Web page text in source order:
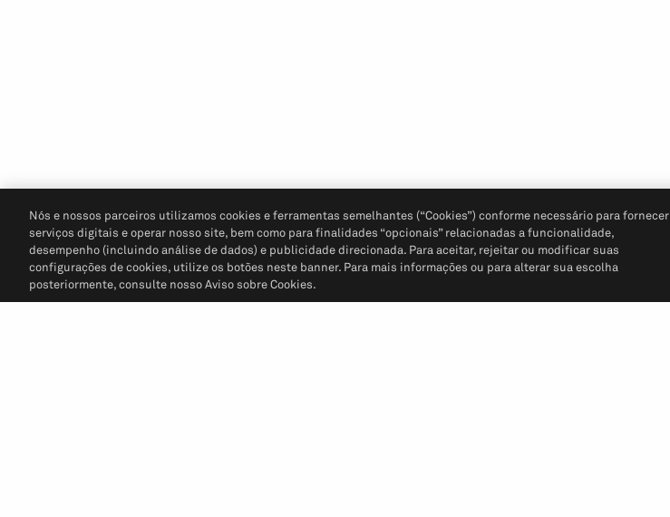
Nós e nossos parceiros utilizamos cookies e ferramentas semelhantes (“Cookies”) conforme necessário para fornecer
serviços digitais e operar nosso site, bem como para finalidades “opcionais” relacionadas a funcionalidade,
desempenho (incluindo análise de dados) e publicidade direcionada. Para aceitar, rejeitar ou modificar suas
configurações de cookies, utilize os botões neste banner. Para mais informações ou para alterar sua escolha
posteriormente, consulte nosso Aviso sobre Cookies.